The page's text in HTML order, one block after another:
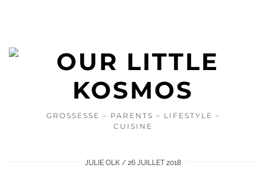
GROSSESSE – PARENTS – LIFESTYLE –
CUISINE
JULIE OLK 26 JUILLET 2018